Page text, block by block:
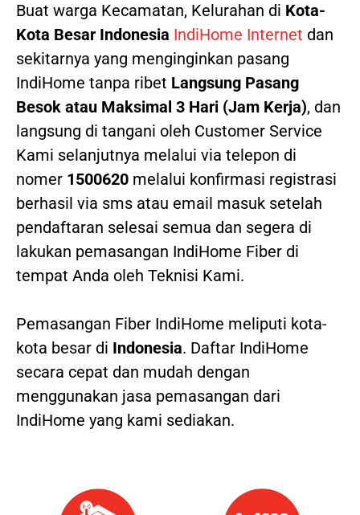
Buat warga Kecamatan, Kelurahan di Kota-
Kota Besar Indonesia IndiHome Internet dan
sekitarnya yang menginginkan pasang
IndiHome tanpa ribet Langsung Pasang
Besok atau Maksimal 3 Hari (Jam Kerja), dan
langsung di tangani oleh Customer Service
Kami selanjutnya melalui via telepon di
nomer 1500620 melalui konfirmasi registrasi
berhasil via sms atau email masuk setelah
pendaftaran selesai semua dan segera di
lakukan pemasangan IndiHome Fiber di
tempat Anda oleh Teknisi Kami.
Pemasangan Fiber IndiHome meliputi kota-
kota besar di Indonesia. Daftar IndiHome
secara cepat dan mudah dengan
menggunakan jasa pemasangan dari
IndiHome yang kami sediakan.